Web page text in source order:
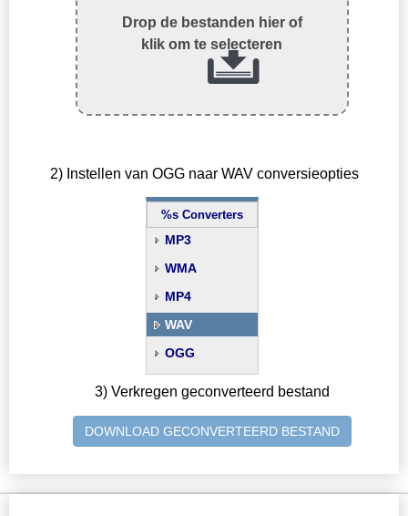
Drop de bestanden hier of
klik om te selecteren
2) Instellen van OGG naar WAV conversieopties
%s Converters
MP3
WMA
MP4
WAV
OGG
3) Verkregen geconverteerd bestand
DOWNLOAD GECONVERTEERD BESTAND